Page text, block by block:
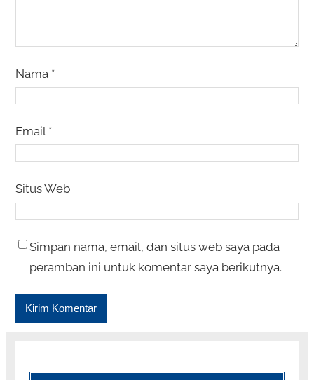
Nama *
Email *
Situs Web
Simpan nama, email, dan situs web saya pada
peramban ini untuk komentar saya berikutnya.